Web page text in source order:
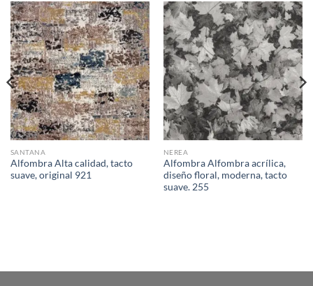
SANTANA
Alfombra Alta calidad, tacto
suave, original 921
NEREA
Alfombra Alfombra acrílica,
diseño floral, moderna, tacto
suave. 255